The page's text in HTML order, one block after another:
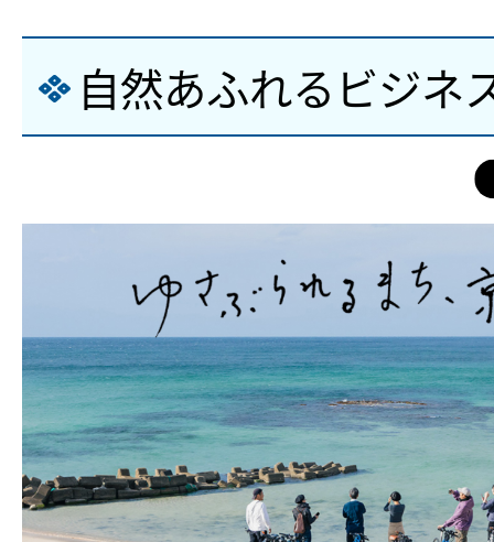
自然あふれるビジネ